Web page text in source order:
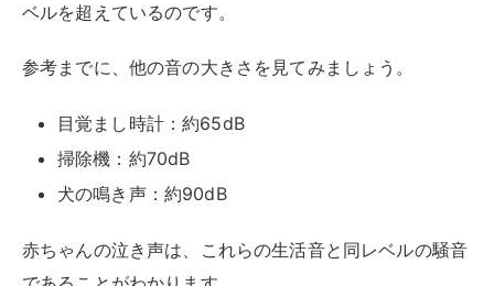
ベルを超えているのです。
参考までに、他の音の大きさを見てみましょう。
目覚まし時計：約65dB
掃除機：約70dB
犬の鳴き声：約90dB
赤ちゃんの泣き声は、これらの生活音と同レベルの騒音